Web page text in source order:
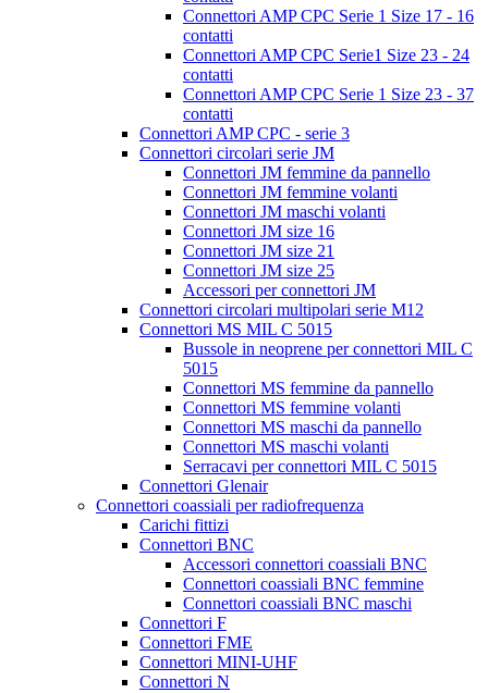
Connettori AMP CPC Serie 1 Size 17 - 16
contatti
Connettori AMP CPC Serie1 Size 23 - 24
contatti
Connettori AMP CPC Serie 1 Size 23 - 37
contatti
Connettori AMP CPC - serie 3
Connettori circolari serie JM
Connettori JM femmine da pannello
Connettori JM femmine volanti
Connettori JM maschi volanti
Connettori JM size 16
Connettori JM size 21
Connettori JM size 25
Accessori per connettori JM
Connettori circolari multipolari serie M12
Connettori MS MIL C 5015
Bussole in neoprene per connettori MIL C
5015
Connettori MS femmine da pannello
Connettori MS femmine volanti
Connettori MS maschi da pannello
Connettori MS maschi volanti
Serracavi per connettori MIL C 5015
Connettori Glenair
Connettori coassiali per radiofrequenza
Carichi fittizi
Connettori BNC
Accessori connettori coassiali BNC
Connettori coassiali BNC femmine
Connettori coassiali BNC maschi
Connettori F
Connettori FME
Connettori MINI-UHF
Connettori N